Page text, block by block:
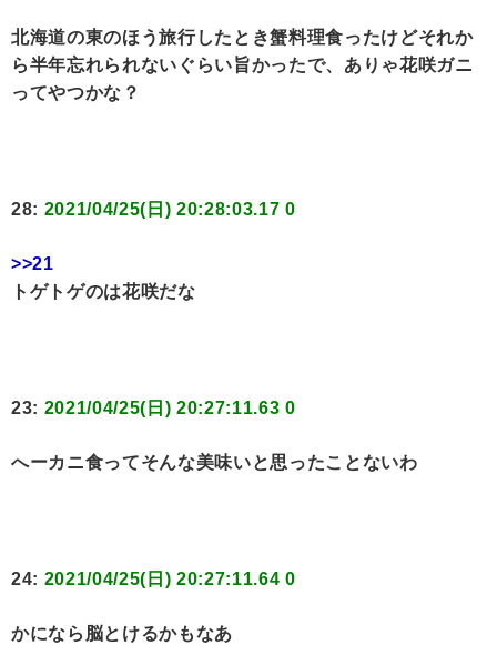
北海道の東のほう旅行したとき蟹料理食ったけどそれか
ら半年忘れられないぐらい旨かったで、ありゃ花咲ガニ
ってやつかな？
28: 2021/04/25(日) 20:28:03.17 0
>>21
トゲトゲのは花咲だな
23: 2021/04/25(日) 20:27:11.63 0
へーカニ食ってそんな美味いと思ったことないわ
24: 2021/04/25(日) 20:27:11.64 0
かになら脳とけるかもなあ